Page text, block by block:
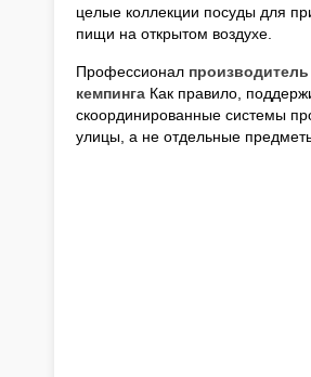
целые коллекции посуды для
пищи на открытом воздухе.
Профессионал
кемпинга Как правило,
скоординированные системы
улицы, а не отдельные